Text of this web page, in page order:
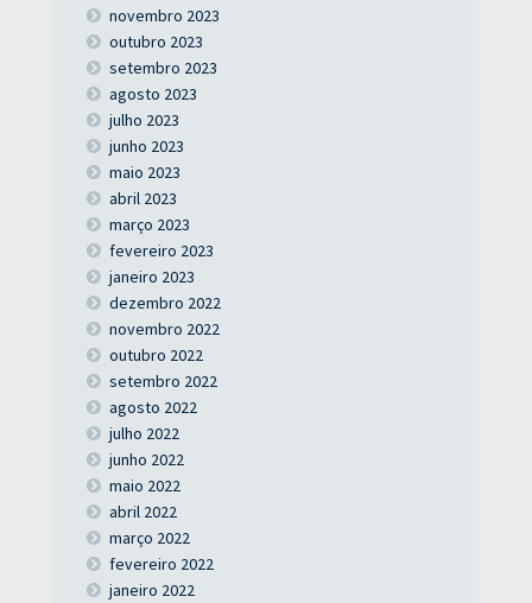
novembro 2023
outubro 2023
setembro 2023
agosto 2023
julho 2023
junho 2023
maio 2023
abril 2023
março 2023
fevereiro 2023
janeiro 2023
dezembro 2022
novembro 2022
outubro 2022
setembro 2022
agosto 2022
julho 2022
junho 2022
maio 2022
abril 2022
março 2022
fevereiro 2022
janeiro 2022